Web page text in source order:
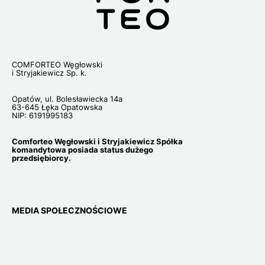
COMFORTEO Węgłowski
i Stryjakiewicz Sp. k.
Opatów, ul. Bolesławiecka 14a
63-645 Łęka Opatowska
NIP: 6191995183
Comforteo Węgłowski i Stryjakiewicz Spółka
komandytowa posiada status dużego
przedsiębiorcy.
MEDIA SPOŁECZNOŚCIOWE